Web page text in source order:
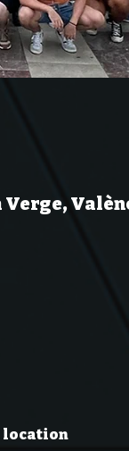
location